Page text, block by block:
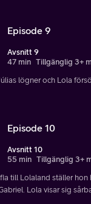
Episode 9
Avsnitt 9
47 min Tillgänglig 3+
lögner och Lola
Episode 10
Avsnitt 10
55 min Tillgänglig 3+
till Lolaland ställer hon
Lola visar sig